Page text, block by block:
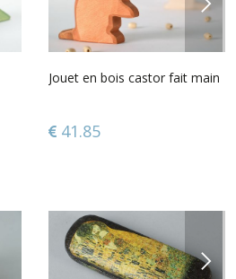
Jouet en bois castor fait main
41.85
NEXT